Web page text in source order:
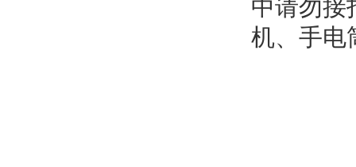
中请勿接
机、手电